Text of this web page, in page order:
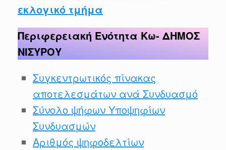
εκλογικό τμήμα
Περιφερειακή Ενότητα Κω- ΔΗΜΟΣ
ΝΙΣΥΡΟΥ
Συγκεντρωτικός πίνακας
αποτελεσμάτων ανά Συνδυασμό
Σύνολο ψήφων Υποψηφίων
Συνδυασμών
Αριθμός ψηφοδελτίων